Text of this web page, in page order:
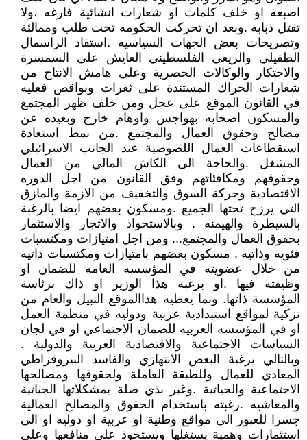
اصبعه او خلف كلمات او شعارات انشائية فارغه ،ولا
تقتل ذبابه .وبعد ان تحركت الحكومه تحت طلب وممالئة
وتصريحات بعض الجهات السياسيه .استفاد الراسمال
الطفيلي والريعي الفلسطيني العايش على السمسرة
والاحتكار والوكالات الحصرية وعلى هامش الانتاج من
شعارات الحراك المستندة على ثغرات ونواقص فعليه
في القانون الموقع على عجل ومن خلف ظهر المجتمع
والمسكون اصحابه بهواجس واوهام خارج وبعيده عن
مصالح وحقوق العمال والمجتمع .من نمط استعادة
استقطاعات العمال اللصوصية عند الجانب الاسرائيلي
المشغل .والحاجة الى الكاش المالي من العمال
وحقوقهم ومكافئاتهم وفق القانون من اجل الدوره
الاقتصادية وحركة السوق والتخفيف من الازمة والمازق
التي يرزح تحتها الجميع .ومسكون بعضهم ايضا بالرغبة
بالسيطرة والهيمنه . وبالاستحواذ والاتجار والاستثمار
بحقوق العمال والمجتمع... ومن اجل امتيازات ومكتسبات
فئويه وذاتيه . مسكون بعضهم بامتيازات ومكتسبات ذاتيه
من خلال عضويته في المؤسسه العامه للضمان او
وظيفته فيها .او برغبة هذا الوزير او ذاك برئاسة
المؤسسة ذاتها. وبما يعطيه هذاالموقع النبيل والعام من
تزكية لمواقع استبدادية عربية ودوليه في منظمة العمل
او في المؤسسه العربيه للضمان الاجتماعي او في لجان
السياسات الاجتماعية والاقتصادية العربية والدولية .
وبالتالي برغبة البعض الانتهازي والفاسد البيروقراطي
المعادي للعمال وللطبقة العاملة ولحقوقها ومصالحها
الاجتماعية والحياتية .وغير بذي صلة بمشكلاتها الحياتية
والمعاشيه .رغبته باستخدام الحقوق والمصالح العمالية
جسرا للعبور الى مواقع وطنية او عربية او دوليه او الى
استثمارات وهمية يستغلها ويستحوذ على منافعها وعلى